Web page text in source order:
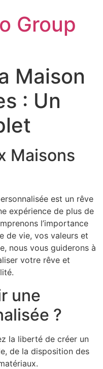
Group
Maison
: Un
Maisons
est un rêve
expérience de plus de
l’importance
de vie, vos valeurs et
nous vous guiderons à
votre rêve et
une
?
la liberté de créer un
de la disposition des